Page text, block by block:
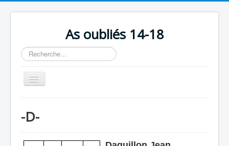
As oubliés 14-18
Rechercher
Basculer
la
Chronologie
Escadrilles
-D-